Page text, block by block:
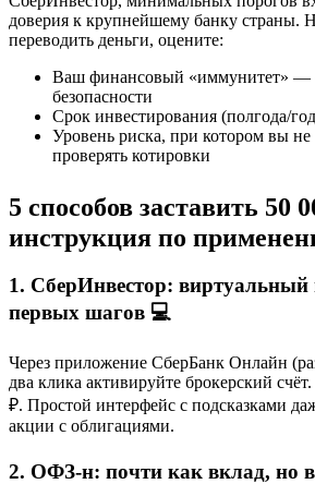
доверия к крупнейшему банку страны.
переводить деньги, оцените:
Ваш финансовый «иммунитет» —
безопасности
Срок инвестирования (полгода/
Уровень риска, при котором вы не
проверять котировки
5 способов заставить 50
инструкция по
1. СберИнвестор:
первых шагов 💻
Через приложение СберБанк Онлайн
два клика активируйте брокерский
₽. Простой интерфейс с подсказками
акции с облигациями.
2. ОФЗ-н: почти как вклад, но